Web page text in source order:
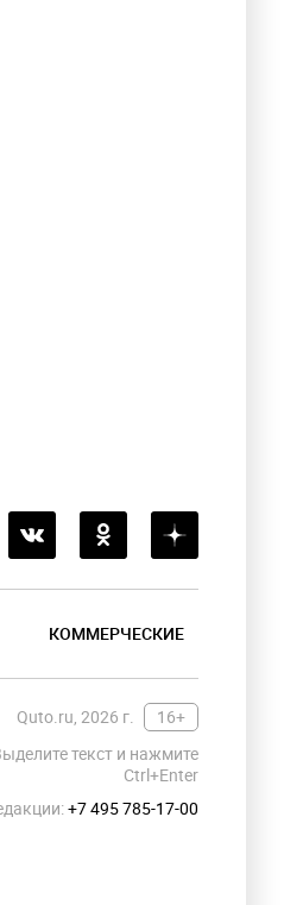
КОММЕРЧЕСКИЕ
Quto.ru, 2026 г.
16+
текст и нажмите
Ctrl+Enter
+7 495 785-17-00